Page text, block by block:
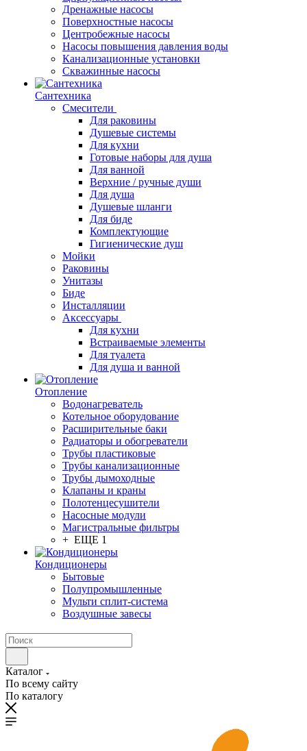
Дренажные насосы
Поверхностные насосы
Центробежные насосы
Насосы повышения давления воды
Канализационные установки
Скважинные насосы
Сантехника
Смесители
Для раковины
Душевые системы
Для кухни
Готовые наборы для душа
Для ванной
Верхние / ручные души
Для душа
Душевые шланги
Для биде
Комплектующие
Гигиенические душ
Мойки
Раковины
Унитазы
Биде
Инсталляции
Аксессуары
Для кухни
Встраиваемые элементы
Для туалета
Для душа и ванной
Отопление
Водонагреватель
Котельное оборудование
Расширительные баки
Радиаторы и обогреватели
Трубы пластиковые
Трубы канализационные
Трубы дымоходные
Клапаны и краны
Полотенцесушители
Насосные модули
Магистральные фильтры
+ ЕЩЕ 1
Кондиционеры
Бытовые
Полупромышленные
Мульти сплит-система
Воздушные завесы
Каталог
По всему сайту
По каталогу